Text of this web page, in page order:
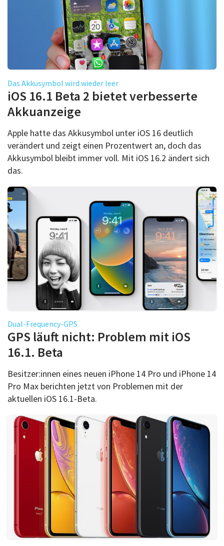
Das Akkusymbol wird wieder leer
iOS 16.1 Beta 2 bietet verbesserte
Akkuanzeige
Apple hatte das Akkusymbol unter iOS 16 deutlich
verändert und zeigt einen Prozentwert an, doch das
Akkusymbol bleibt immer voll. Mit iOS 16.2 ändert sich
das.
Dual-Frequency-GPS
GPS läuft nicht: Problem mit iOS
16.1. Beta
Besitzer:innen eines neuen iPhone 14 Pro und iPhone 14
Pro Max berichten jetzt von Problemen mit der
aktuellen iOS 16.1-Beta.